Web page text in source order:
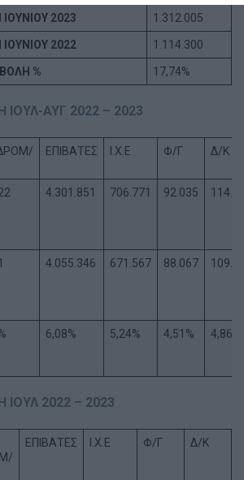
2023 1.312.005
2022 1.114.300
% 17,74%
ΙΟΥΛ-ΑΥΓ 2022 – 2023
ΕΠΙΒΑΤΕΣ Ι.Χ.Ε Φ/Γ Δ/Κ
4.301.851 706.771 92.035
4.055.346 671.567 88.067
6,08% 5,24% 4,51% 4,86%
ΙΟΥΛ 2022 – 2023
ΕΠΙΒΑΤΕΣ Ι.Χ.Ε Φ/Γ Δ/Κ